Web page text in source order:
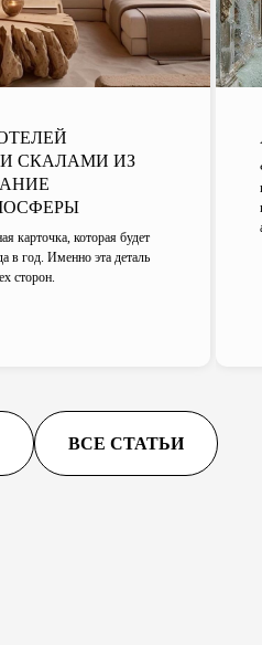
СКАЛАМИ ИЗ
карточка, которая будет
в год. Именно эта деталь
сторон.
ВСЕ СТАТЬИ